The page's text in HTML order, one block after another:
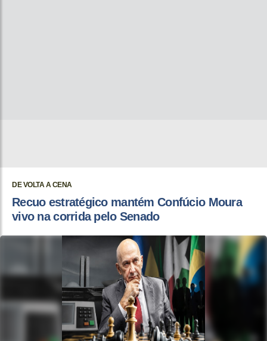
DE VOLTA A CENA
Recuo estratégico mantém Confúcio Moura
vivo na corrida pelo Senado